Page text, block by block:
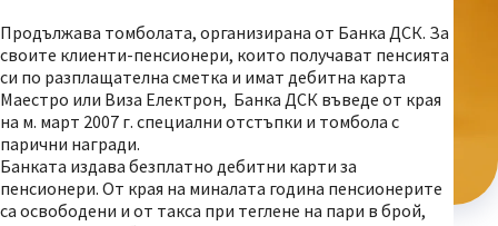
Продължава томболата, организирана от Банка ДСК. За
своите клиенти-пенсионери, които получават пенсията
си по разплащателна сметка и имат дебитна карта
Маестро или Виза Електрон, Банка ДСК въведе от края
на м. март 2007 г. специални отстъпки и томбола с
парични награди.
Банката издава безплатно дебитни карти за
пенсионери. От края на миналата година пенсионерите
са освободени и от такса при теглене на пари в брой,